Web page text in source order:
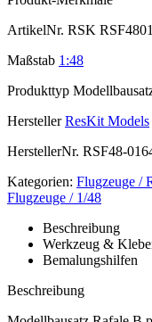
ArtikelNr. RSK
Maßstab 1:48
Produkttyp
Hersteller ResKit Models
HerstellerNr. RSF48-
Kategorien: Flugzeuge /
Flugzeuge / 1/48
Beschreibung
Werkzeug &
Bemalungshilfen
Beschreibung